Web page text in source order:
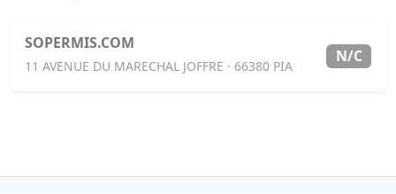
SOPERMIS.COM
11 AVENUE DU MARECHAL JOFFRE · 66380 PIA
N/C